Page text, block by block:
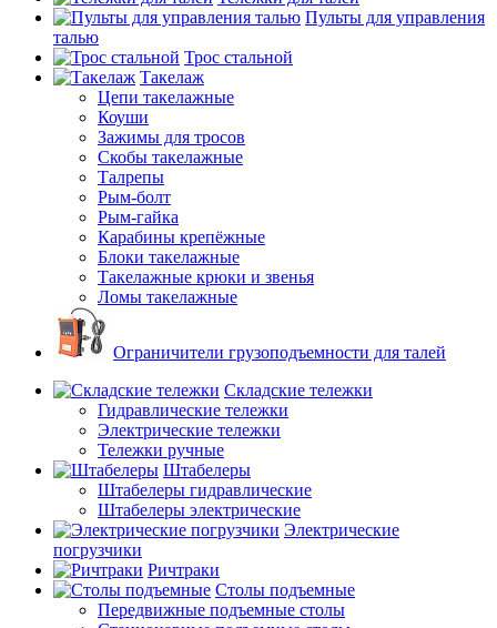
Пульты для управления
талью
Трос стальной
Такелаж
Цепи такелажные
Коуши
Зажимы для тросов
Скобы такелажные
Талрепы
Рым-болт
Рым-гайка
Карабины крепёжные
Блоки такелажные
Такелажные крюки и звенья
Ломы такелажные
Ограничители грузоподъемности для талей
Складские тележки
Гидравлические тележки
Электрические тележки
Тележки ручные
Штабелеры
Штабелеры гидравлические
Штабелеры электрические
Электрические
погрузчики
Ричтраки
Столы подъемные
Передвижные подъемные столы